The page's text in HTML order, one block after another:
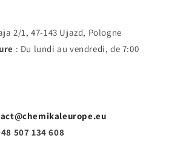
2/1, 47-143 Ujazd, Pologne
: Du lundi au vendredi, de 7:00
507 134 608